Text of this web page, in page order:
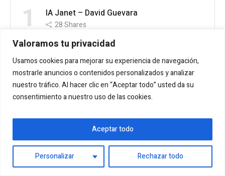
Valoramos tu privacidad
Usamos cookies para mejorar su experiencia de navegación,
mostrarle anuncios o contenidos personalizados y analizar
nuestro tráfico. Al hacer clic en “Aceptar todo” usted da su
consentimiento a nuestro uso de las cookies.
Personalizar Rechazar todo
Aceptar todo
1 IA Janet – David Guevara
28Shares
2 A la carta – Hugo Dávila Quilumbango
16Shares
3
AA – Daniel Pezzi Gorriarán